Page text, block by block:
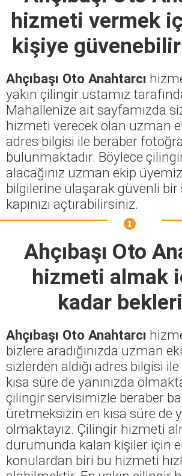
hizmeti vermek
kişiye
Ahçıbaşı Oto Anahtarcı
yakın çilingir ustamız
Mahallenize ait sayfamızda
hizmeti verecek olan uzman
adres bilgisi ile beraber
bulunmaktadır. Böylece
alacağınız uzman ekip
bilgilerine ulaşarak güvenli bir
kapınızı açtırabilirsiniz.
Ahçıbaşı Oto
hizmeti almak
kadar
Ahçıbaşı Oto Anahtarcı
bizlere aradığınızda uzman
sizlerden aldığı adres bilgisi
kısa süre de yanınızda
çilingir servisimizle beraber
üretmeksizin en kısa süre de
olmaktayız. Çilingir hizmeti
durumunda kalan kişiler için
konulardan biri bu hizmeti